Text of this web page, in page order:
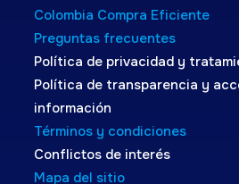
Colombia Compra Eficiente
Preguntas frecuentes
Política de privacidad y
Política de transparencia y
información
Términos y condiciones
Conflictos de interés
Mapa del sitio